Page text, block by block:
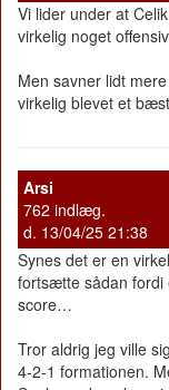
Vi lider under at
virkelig noget
Men savner lidt
virkelig blevet et bæst
Arsi
762 indlæg.
d. 13/04/25 21:38
Synes det er en
fortsætte sådan fordi
score…
Tror aldrig jeg ville
4-2-1 formationen.